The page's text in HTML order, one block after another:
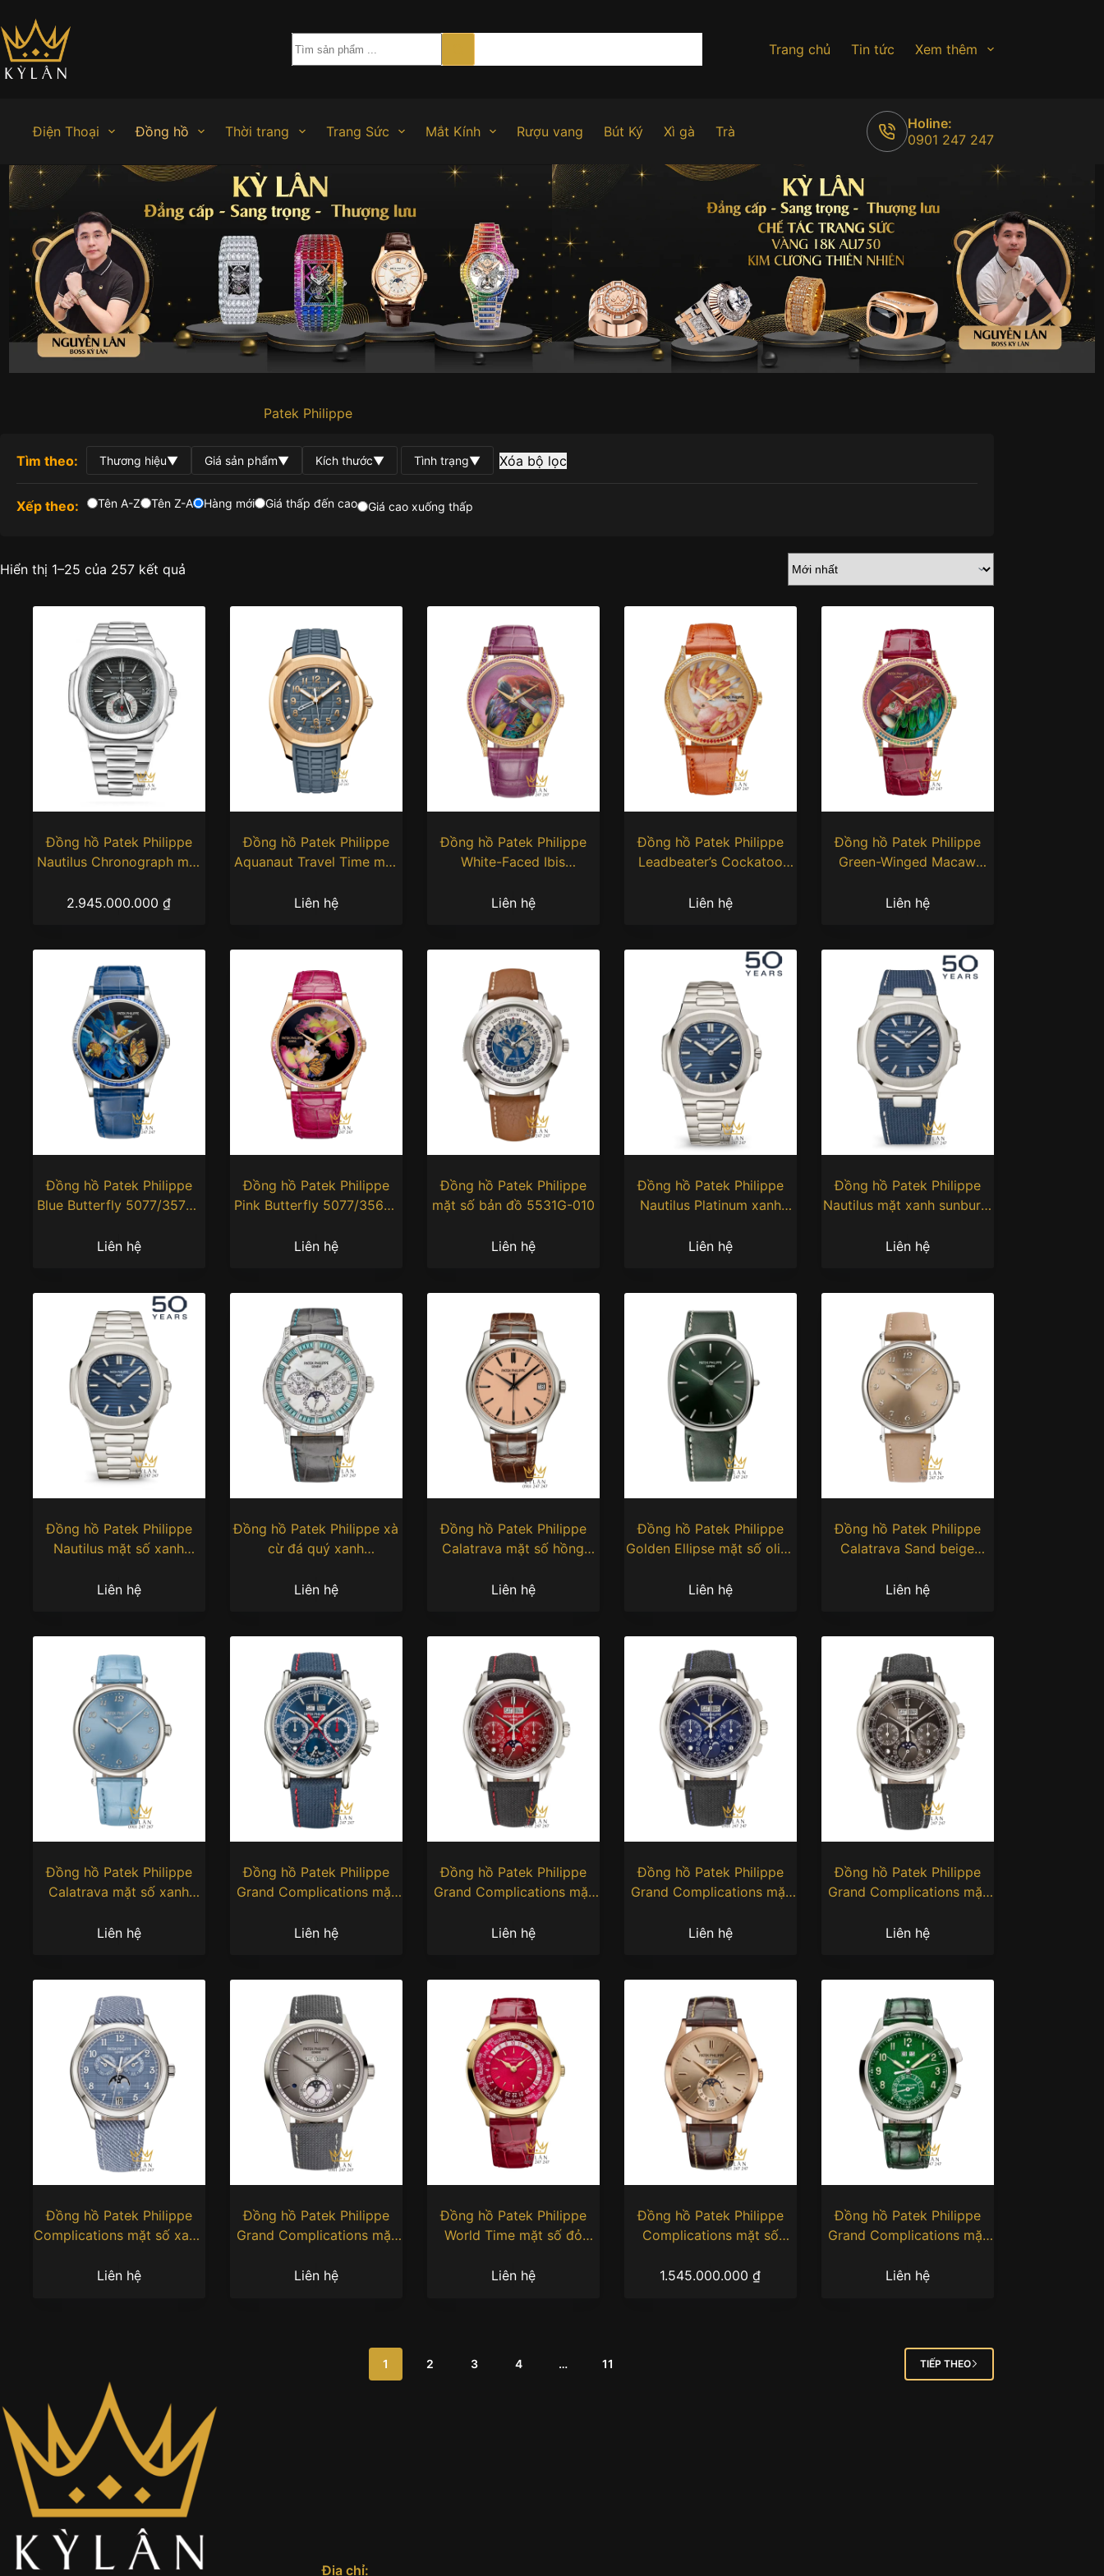
đến
phần
nội
dung
Trang chủ Tin tức Xem thêm
Điện Thoại Đồng hồ Thời trang Trang Sức Mắt Kính Rượu vang Bút Ký Xì gà Trà
Holine:
0901 247 247
Patek Philippe
Tìm theo: Thương hiệu▼ Giá sản phẩm▼ Kích thước▼ Tình trạng▼ Xóa bộ lọc
Xếp theo: Tên A-Z Tên Z-A Hàng mới Giá thấp đến cao Giá cao xuống thấp
Hiển thị 1–25 của 257 kết quả
Đồng hồ Patek Philippe
Nautilus Chronograph mặt
2.945.000.000₫
Đồng hồ Patek Philippe
Aquanaut Travel Time mặt
Liên hệ
Đồng hồ Patek Philippe
White-Faced Ibis
Liên hệ
Đồng hồ Patek Philippe
Leadbeater’s Cockatoo
Liên hệ
Đồng hồ Patek Philippe
Green-Winged Macaw
Liên hệ
Đồng hồ Patek Philippe
Blue Butterfly 5077/357G-
Liên hệ
Đồng hồ Patek Philippe
Pink Butterfly 5077/356R-
Liên hệ
Đồng hồ Patek Philippe
mặt số bản đồ 5531G-010
Liên hệ
Đồng hồ Patek Philippe
Nautilus Platinum xanh
Liên hệ
Đồng hồ Patek Philippe
Nautilus mặt xanh sunburst
Liên hệ
Đồng hồ Patek Philippe
Nautilus mặt số xanh
Liên hệ
Đồng hồ Patek Philippe xà
cừ đá quý xanh
Liên hệ
Đồng hồ Patek Philippe
Calatrava mặt số hồng
Liên hệ
Đồng hồ Patek Philippe
Golden Ellipse mặt số olive
Liên hệ
Đồng hồ Patek Philippe
Calatrava Sand beige
Liên hệ
Đồng hồ Patek Philippe
Calatrava mặt số xanh
Liên hệ
Đồng hồ Patek Philippe
Grand Complications mặt
Liên hệ
Đồng hồ Patek Philippe
Grand Complications mặt
Liên hệ
Đồng hồ Patek Philippe
Grand Complications mặt
Liên hệ
Đồng hồ Patek Philippe
Grand Complications mặt
Liên hệ
Đồng hồ Patek Philippe
Complications mặt số xanh
Liên hệ
Đồng hồ Patek Philippe
Grand Complications mặt
Liên hệ
Đồng hồ Patek Philippe
World Time mặt số đỏ
Liên hệ
Đồng hồ Patek Philippe
Complications mặt số
1.545.000.000₫
Đồng hồ Patek Philippe
Grand Complications mặt
Liên hệ
1 2 3 4 … 11 TIẾP THEO
Địa chỉ: